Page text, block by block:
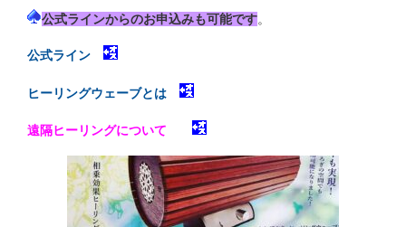
公式ラインからのお申込みも可能です。
公式ライン
ヒーリングウェーブとは
遠隔ヒーリングについて